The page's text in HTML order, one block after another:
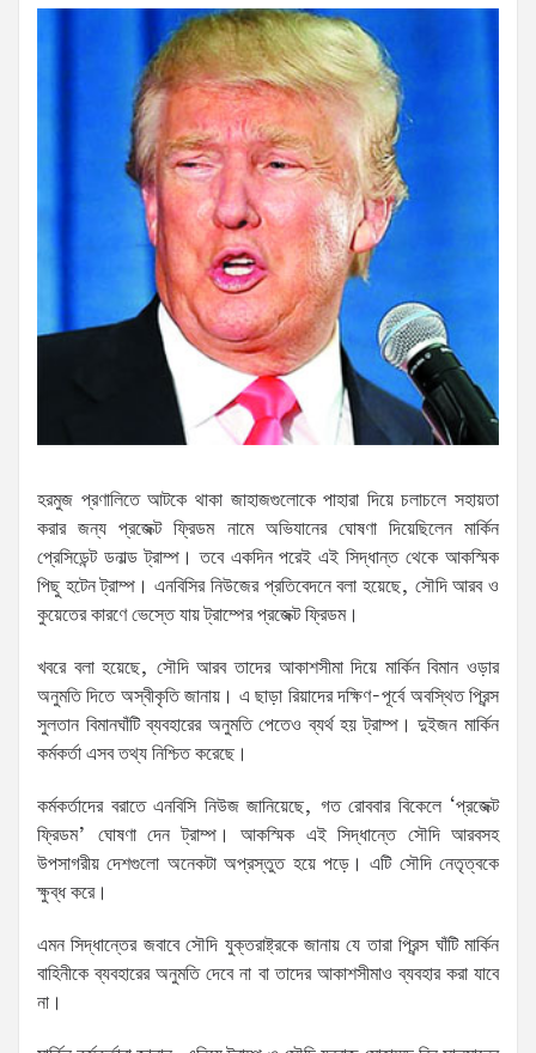
হরমুজ প্রণালিতে আটকে থাকা জাহাজগুলোকে পাহারা দিয়ে চলাচলে সহায়তা
করার জন্য প্রজেক্ট ফ্রিডম নামে অভিযানের ঘোষণা দিয়েছিলেন মার্কিন
প্রেসিডেন্ট ডনাল্ড ট্রাম্প। তবে একদিন পরেই এই সিদ্ধান্ত থেকে আকস্মিক
পিছু হটেন ট্রাম্প। এনবিসির নিউজের প্রতিবেদনে বলা হয়েছে, সৌদি আরব ও
কুয়েতের কারণে ভেস্তে যায় ট্রাম্পের প্রজেক্ট ফ্রিডম।
খবরে বলা হয়েছে, সৌদি আরব তাদের আকাশসীমা দিয়ে মার্কিন বিমান ওড়ার
অনুমতি দিতে অস্বীকৃতি জানায়। এ ছাড়া রিয়াদের দক্ষিণ-পূর্বে অবস্থিত প্রিন্স
সুলতান বিমানঘাঁটি ব্যবহারের অনুমতি পেতেও ব্যর্থ হয় ট্রাম্প। দুইজন মার্কিন
কর্মকর্তা এসব তথ্য নিশ্চিত করেছে।
কর্মকর্তাদের বরাতে এনবিসি নিউজ জানিয়েছে, গত রোববার বিকেলে ‘প্রজেক্ট
ফ্রিডম’ ঘোষণা দেন ট্রাম্প। আকস্মিক এই সিদ্ধান্তে সৌদি আরবসহ
উপসাগরীয় দেশগুলো অনেকটা অপ্রস্তুত হয়ে পড়ে। এটি সৌদি নেতৃত্বকে
ক্ষুব্ধ করে।
এমন সিদ্ধান্তের জবাবে সৌদি যুক্তরাষ্ট্রকে জানায় যে তারা প্রিন্স ঘাঁটি মার্কিন
বাহিনীকে ব্যবহারের অনুমতি দেবে না বা তাদের আকাশসীমাও ব্যবহার করা যাবে
না।